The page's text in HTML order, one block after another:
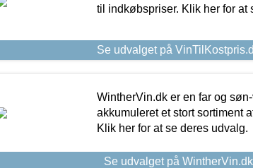
til indkøbspriser. Klik her for at
Se udvalget på
WintherVin.dk er en far og
akkumuleret et stort sortiment
Klik her for at se deres udvalg.
Se udvalget på WintherVin.dk